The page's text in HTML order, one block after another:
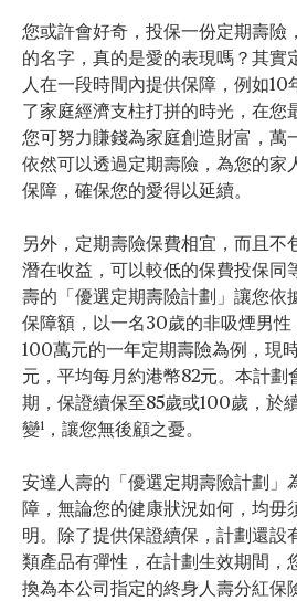
您或許會好奇，投保一份定期壽險
的名字，真的是愛的表現嗎？其實
人在一段時間內提供保障，例如
了家庭經濟支柱打拼的時光，在您
您可努力賺錢為家庭創造財富，萬
依然可以透過定期壽險，為您的家
保障，確保您的愛得以延續。
另外，定期壽險保費相宜，而且不
潛在收益，可以較低的保費投保同
壽的「優選定期壽險計劃」讓您依
保障額，以一名30歲的非吸煙男性
100萬元的一年定期壽險為例，現
元，平均每月約港幣82元。本計劃
期，保證續保至85歲或100歲，於
變1 ，讓您無後顧之憂。
安達人壽的「優選定期壽險計劃」
障，無論您的健康狀況如何，均毋
明。除了提供保證續保，計劃還設
類產品有彈性，在計劃生效期間，
換為本公司指定的終身人壽分紅保